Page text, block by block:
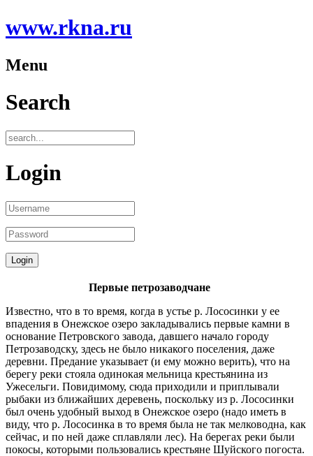
www.rkna.ru
Menu
Search
Login
Первые петрозаводчане
Известно, что в то время, когда в устье р. Лососинки у ее
впадения в Онежское озеро закладывались первые камни в
основание Петровского завода, давшего начало городу
Петрозаводску, здесь не было никакого поселения, даже
деревни. Предание указывает (и ему можно верить), что на
берегу реки стояла одинокая мельница крестьянина из
Ужесельги. Повидимому, сюда приходили и приплывали
рыбаки из ближайших деревень, поскольку из р. Лососинки
был очень удобный выход в Онежское озеро (надо иметь в
виду, что р. Лососинка в то время была не так мелководна, как
сейчас, и по ней даже сплавляли лес). На берегах реки были
покосы, которыми пользовались крестьяне Шуйского погоста.